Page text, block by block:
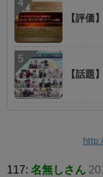
【評価
【話題
117: 名無しさん